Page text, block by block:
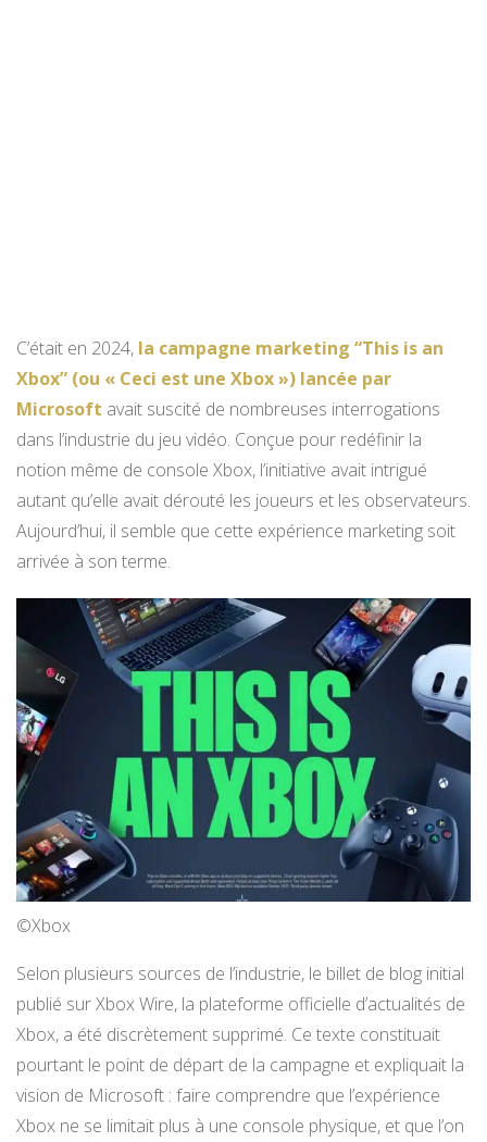
C’était en 2024, la campagne marketing “This is an
Xbox” (ou « Ceci est une Xbox ») lancée par
Microsoft avait suscité de nombreuses interrogations
dans l’industrie du jeu vidéo. Conçue pour redéfinir la
notion même de console Xbox, l’initiative avait intrigué
autant qu’elle avait dérouté les joueurs et les observateurs.
Aujourd’hui, il semble que cette expérience marketing soit
arrivée à son terme.
©Xbox
Selon plusieurs sources de l’industrie, le billet de blog initial
publié sur Xbox Wire, la plateforme officielle d’actualités de
Xbox, a été discrètement supprimé. Ce texte constituait
pourtant le point de départ de la campagne et expliquait la
vision de Microsoft : faire comprendre que l’expérience
Xbox ne se limitait plus à une console physique, et que l’on